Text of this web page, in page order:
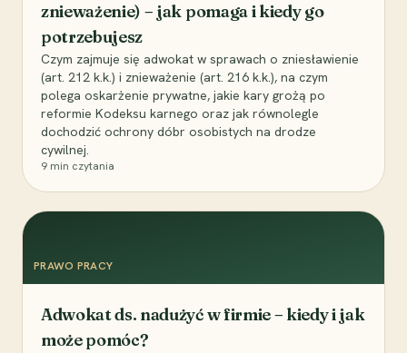
znieważenie) – jak pomaga i kiedy go
potrzebujesz
Czym zajmuje się adwokat w sprawach o zniesławienie
(art. 212 k.k.) i znieważenie (art. 216 k.k.), na czym
polega oskarżenie prywatne, jakie kary grożą po
reformie Kodeksu karnego oraz jak równolegle
dochodzić ochrony dóbr osobistych na drodze
cywilnej.
9 min czytania
PRAWO PRACY
Adwokat ds. nadużyć w firmie – kiedy i jak
może pomóc?